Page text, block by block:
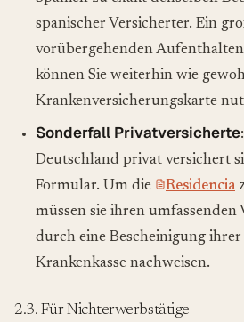
spanischer Versicherter. Ein
vorübergehenden
können Sie weiterhin wie
Krankenversicherungskarte
Sonderfall Privatversicherte
Deutschland privat versichert
Formular. Um die
Residencia
müssen sie ihren umfassenden
durch eine Bescheinigung
Krankenkasse nachweisen.
2.3. Für Nichterwerbstätige